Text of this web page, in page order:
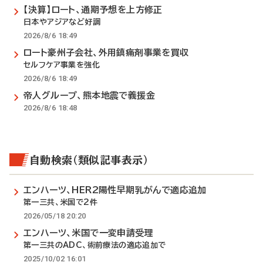
【決算】ロート、通期予想を上方修正
日本やアジアなど好調
2026/8/6 18:49
ロート豪州子会社、外用鎮痛剤事業を買収
セルフケア事業を強化
2026/8/6 18:49
帝人グループ、熊本地震で義援金
2026/8/6 18:48
自動検索（類似記事表示）
エンハーツ、HER2陽性早期乳がんで適応追加
第一三共、米国で2件
2026/05/18 20:20
エンハーツ、米国で一変申請受理
第一三共のADC、術前療法の適応追加で
2025/10/02 16:01